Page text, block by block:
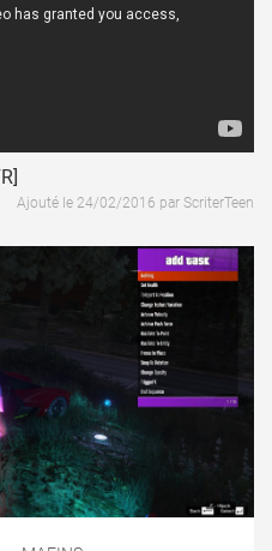
Ajouté le 24/02/2016 par ScriterTeen